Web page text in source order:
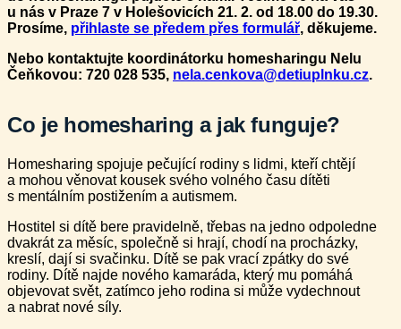
u nás v Praze 7 v Holešovicích 21. 2. od 18.00 do 19.30.
Prosíme, přihlaste se předem přes formulář, děkujeme.
Nebo kontaktujte koordinátorku homesharingu Nelu
Čeňkovou: 720 028 535, nela.cenkova@detiuplnku.cz.
Co je homesharing a jak funguje?
Homesharing spojuje pečující rodiny s lidmi, kteří chtějí
a mohou věnovat kousek svého volného času dítěti
s mentálním postižením a autismem.
Hostitel si dítě bere pravidelně, třebas na jedno odpoledne
dvakrát za měsíc, společně si hrají, chodí na procházky,
kreslí, dají si svačinku. Dítě se pak vrací zpátky do své
rodiny. Dítě najde nového kamaráda, který mu pomáhá
objevovat svět, zatímco jeho rodina si může vydechnout
a nabrat nové síly.